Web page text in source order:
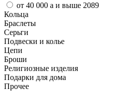
от 40 000 a и выше 2089
Кольца
Браслеты
Серьги
Подвески и колье
Цепи
Броши
Религиозные изделия
Подарки для дома
Прочее